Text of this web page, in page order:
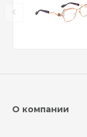
О компании